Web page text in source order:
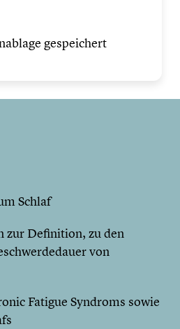
gespeichert
Schlaf
zur Definition, zu den
von
Fatigue Syndroms sowie